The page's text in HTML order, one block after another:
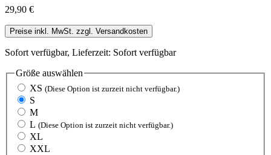
29,90 €
Preise inkl. MwSt. zzgl. Versandkosten
Sofort verfügbar, Lieferzeit: Sofort verfügbar
Größe auswählen
XS (Diese Option ist zurzeit nicht verfügbar.)
S
M
L (Diese Option ist zurzeit nicht verfügbar.)
XL
XXL